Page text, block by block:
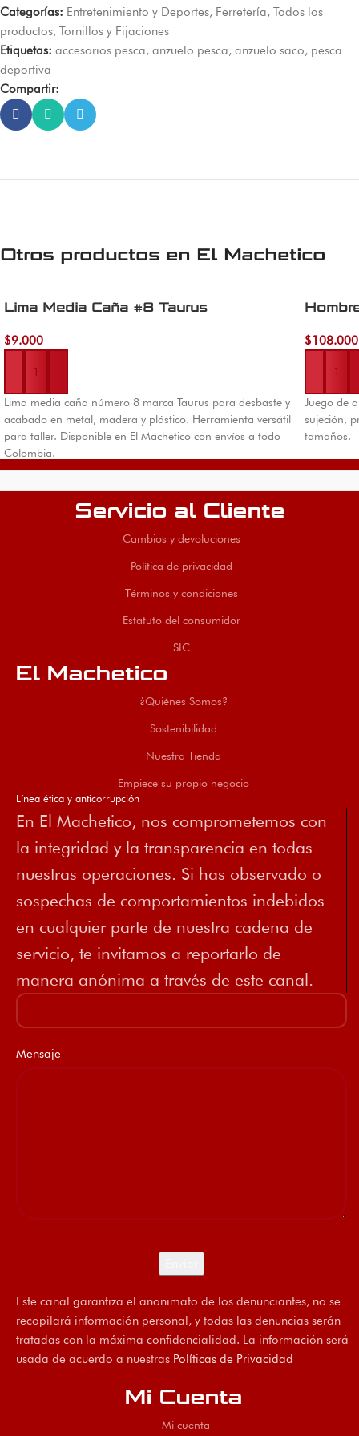
Categorías: Entretenimiento y Deportes, Ferretería, Todos los
productos, Tornillos y Fijaciones
Etiquetas: accesorios pesca, anzuelo pesca, anzuelo saco, pesca
deportiva
Compartir:
Otros productos en El Machetico
Lima Media Caña #8 Taurus
$9.000
Añadir al carrito
Lima media caña número 8 marca Taurus para desbaste y
acabado en metal, madera y plástico. Herramienta versátil
para taller. Disponible en El Machetico con envíos a todo
Colombia.
$108.000
Añadir al
Juego de
sujeción,
tamaños.
Servicio al Cliente
Cambios y devoluciones
Política de privacidad
Términos y condiciones
Estatuto del consumidor
SIC
El Machetico
¿Quiénes Somos?
Sostenibilidad
Nuestra Tienda
Empiece su propio negocio
Línea ética y anticorrupción
En El Machetico, nos comprometemos con
la integridad y la transparencia en todas
nuestras operaciones. Si has observado o
sospechas de comportamientos indebidos
en cualquier parte de nuestra cadena de
servicio, te invitamos a reportarlo de
manera anónima a través de este canal.
Mensaje
Este canal garantiza el anonimato de los denunciantes, no se
recopilará información personal, y todas las denuncias serán
tratadas con la máxima confidencialidad. La información será
usada de acuerdo a nuestras Políticas de Privacidad
Mi Cuenta
Mi cuenta